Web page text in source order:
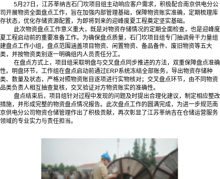
5月27日，江苏莘纳吉石门坎项目组主动响应客户需求，积极配合南京供电分公
司开展物资全面盘点工作，旨在加强内部管理基础，保障物资账实准确，定期梳理库
存状态，优化存储资源配置，为即将到来的迎峰度夏工程奠定坚实基础。
此次物资盘点工作意义重大，既是对物资存储情况的定期全面检查，也是迎峰度
夏工程启动前的重要准备工作。为确保盘点质量，石门坎项目组专门抽调骨干力量组
建盘点工作小组，盘点范围涵盖项目物资、闲置物资、备品备件、废旧物资等五大
类，并按物资类别逐一明确组内人员责任分工。
在盘点方式上，项目组采取明盘与交叉盘点同步推进的方法，双重保障盘点准确
性。明盘环节，工作组在盘点启动前通过ERP系统冻结全部账务，导出物资存储种
类、数量及状态，严格对照物资账目逐项进行实物核对；交叉盘点环节，由不同物资
品类负责人相互抽查复核，交叉验证对方物资账实的准确性。
盘点结束后，项目组针对过程中发现的问题及时提出合理化建议，制定相应整改
措施，并形成完整的物资盘点情况报告。此次盘点工作的圆满完成，为进一步规范南
京供电分公司物资仓储管理作出了积极贡献，再次彰显了江苏莘纳吉在仓储运营服务
领域的专业实力与责任担当。